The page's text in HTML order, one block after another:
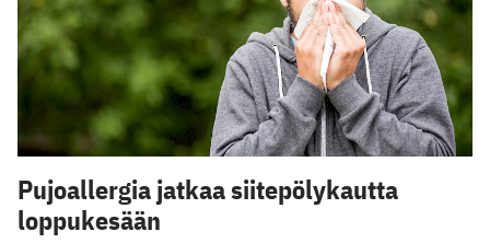
Pujoallergia jatkaa siitepölykautta
loppukesään